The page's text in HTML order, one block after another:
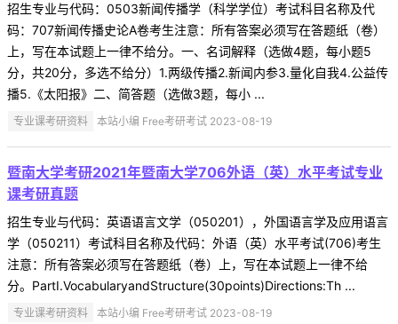
招生专业与代码：0503新闻传播学（科学学位）考试科目名称及代
码：707新闻传播史论A卷考生注意：所有答案必须写在答题纸（卷）
上，写在本试题上一律不给分。一、名词解释（选做4题，每小题5
分，共20分，多选不给分）1.两级传播2.新闻内参3.量化自我4.公益传
播5.《太阳报》二、简答题（选做3题，每小 ...
专业课考研资料 本站小编 Free考研考试 2023-08-19
暨南大学考研2021年暨南大学706外语（英）水平考试专业
课考研真题
招生专业与代码：英语语言文学（050201），外国语言学及应用语言
学（050211）考试科目名称及代码：外语（英）水平考试(706)考生
注意：所有答案必须写在答题纸（卷）上，写在本试题上一律不给
分。PartI.VocabularyandStructure(30points)Directions:Th ...
专业课考研资料 本站小编 Free考研考试 2023-08-19